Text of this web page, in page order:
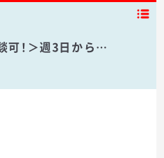
可！＞週3日から…